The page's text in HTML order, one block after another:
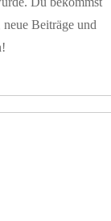
Beiträge und